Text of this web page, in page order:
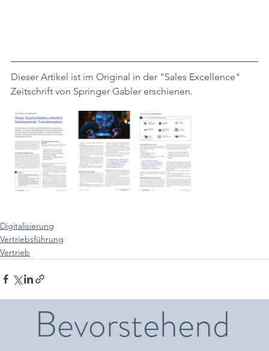
Bevorstehend
Dieser Artikel ist im Original in der "Sales Excellence"
Zeitschrift von Springer Gabler erschienen.
Digitalisierung
Vertriebsführung
Vertrieb